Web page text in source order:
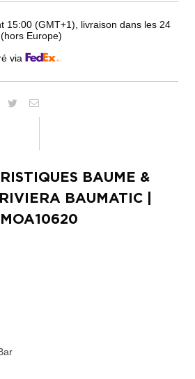
15:00 (GMT+1), livraison dans les 24
Europe)
via
BAUME &
BAUMATIC|
MOA10620